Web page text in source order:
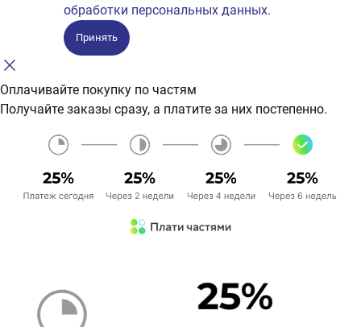
обработки персональных данных.
Принять
Оплачивайте покупку по частям
Получайте заказы сразу, а платите за них постепенно.